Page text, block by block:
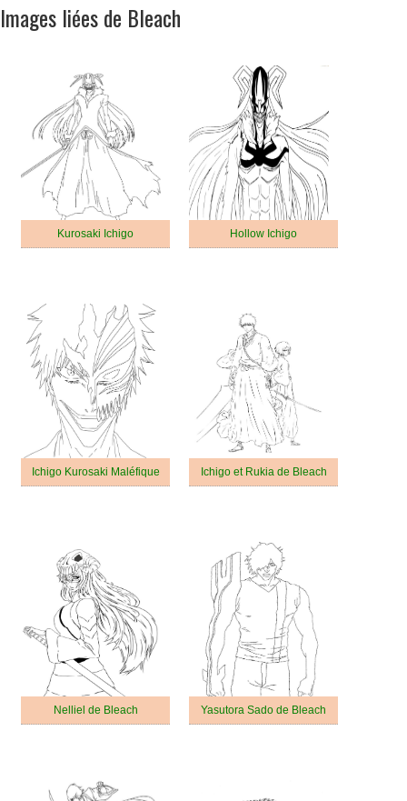
Images liées de Bleach
Kurosaki Ichigo Hollow Ichigo
Ichigo Kurosaki Maléfique Ichigo et Rukia de Bleach
Nelliel de Bleach Yasutora Sado de Bleach